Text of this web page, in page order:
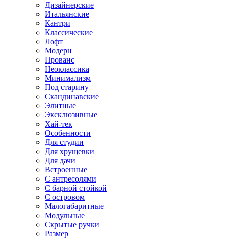
Дизайнерские
Итальянские
Кантри
Классические
Лофт
Модерн
Прованс
Неоклассика
Минимализм
Под старину
Скандинавские
Элитные
Эксклюзивные
Хай-тек
Особенности
Для студии
Для хрущевки
Для дачи
Встроенные
С антресолями
С барной стойкой
С островом
Малогабаритные
Модульные
Скрытые ручки
Размер